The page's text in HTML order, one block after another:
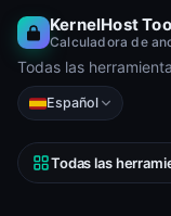
KernelHost
Calculadora de
Todas las
Español
Todas las